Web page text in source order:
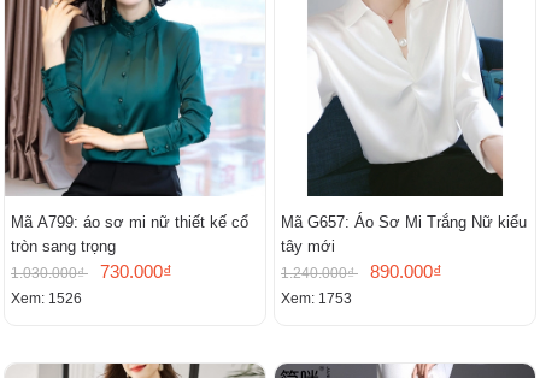
Mã A799: áo sơ mi nữ thiết kế cổ
tròn sang trọng
1.030.000₫ 730.000₫
Xem: 1526
Mã G657: Áo Sơ Mi Trắng Nữ kiểu
tây mới
1.240.000₫ 890.000₫
Xem: 1753